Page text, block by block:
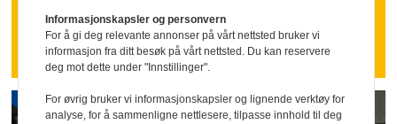
i granskingssaker
Informasjonskapsler og personvern
For å gi deg relevante annonser på vårt nettsted bruker vi
informasjon fra ditt besøk på vårt nettsted. Du kan reservere
deg mot dette under "Innstillinger".
For øvrig bruker vi informasjonskapsler og lignende verktøy for
analyse, for å sammenligne nettlesere, tilpasse innhold til deg